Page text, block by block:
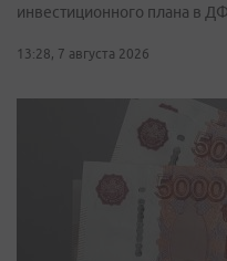
инвестиционного плана в
13:28, 7 августа 2026